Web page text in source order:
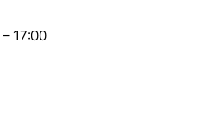
17:00